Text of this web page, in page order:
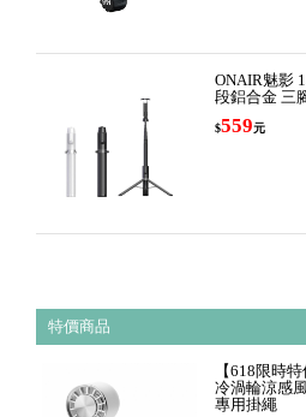
ONAIR魅影
段鋁合金 三
$559元
特價商品
【618限時
冷渦輪涼感
專用掛繩